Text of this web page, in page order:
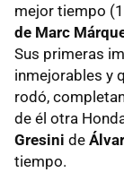
mejor tiempo
de Marc
Sus primeras
inmejorables y
rodó,
de él otra
Gresini de
tiempo.